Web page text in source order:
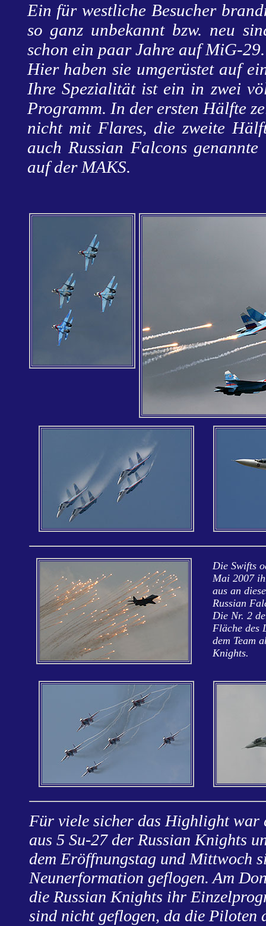
Ein für westliche Besucher
so ganz unbekannt bzw. neu
schon ein paar Jahre auf MiG-29.
Hier haben sie umgerüstet auf
Ihre Spezialität ist ein in zwei
Programm. In der ersten Hälfte
nicht mit Flares, die zweite
auch Russian Falcons
auf der MAKS.
Die Swifts
Mai 2007
aus an
Russian
Die Nr. 2
Fläche des
dem Team
Knights.
Für viele sicher das Highlight war
aus 5 Su-27 der Russian Knights
dem Eröffnungstag und Mittwoch
Neunerformation geflogen. Am
die Russian Knights ihr
sind nicht geflogen, da die Piloten